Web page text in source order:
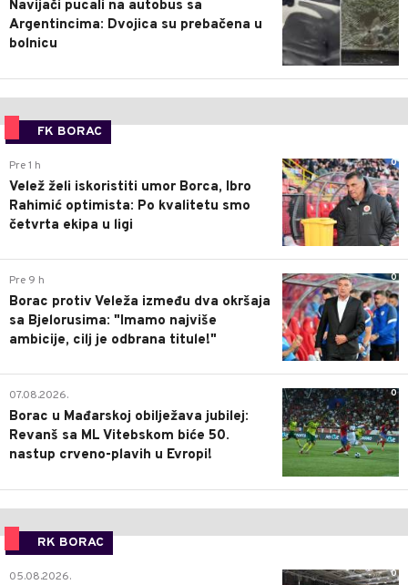
Navijači pucali na autobus sa
Argentincima: Dvojica su prebačena u
bolnicu
FK BORAC
0
Pre 1 h
Velež želi iskoristiti umor Borca, Ibro
Rahimić optimista: Po kvalitetu smo
četvrta ekipa u ligi
0
Pre 9 h
Borac protiv Veleža između dva okršaja
sa Bjelorusima: "Imamo najviše
ambicije, cilj je odbrana titule!"
0
07.08.2026.
Borac u Mađarskoj obilježava jubilej:
Revanš sa ML Vitebskom biće 50.
nastup crveno-plavih u Evropi!
RK BORAC
0
05.08.2026.